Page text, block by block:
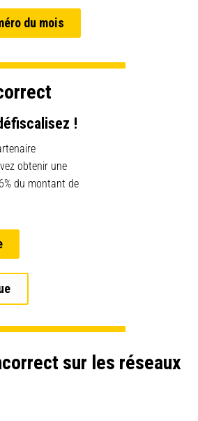
du mois
!
obtenir une
du montant de
sur les réseaux